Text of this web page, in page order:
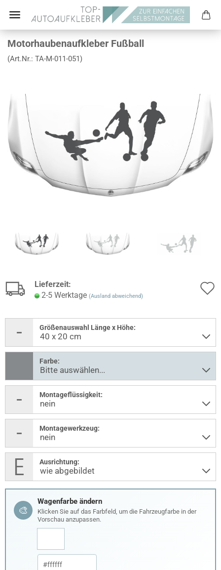
Motorhaubenaufkleber Fußball
(Art.Nr.: TA-M-011-051)
Lieferzeit:
2-5 Werktage (Ausland abweichend)
Größenauswahl Länge x Höhe:
Farbe:
Montageflüssigkeit:
Montagewerkzeug:
Ausrichtung:
🎨
Wagenfarbe ändern
Klicken Sie auf das Farbfeld, um die Fahrzeugfarbe in der
Vorschau anzupassen.